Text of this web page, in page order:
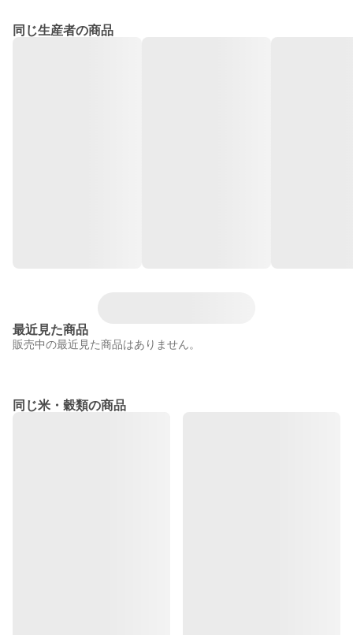
同じ生産者の商品
最近見た商品
販売中の最近見た商品はありません。
同じ米・穀類の商品